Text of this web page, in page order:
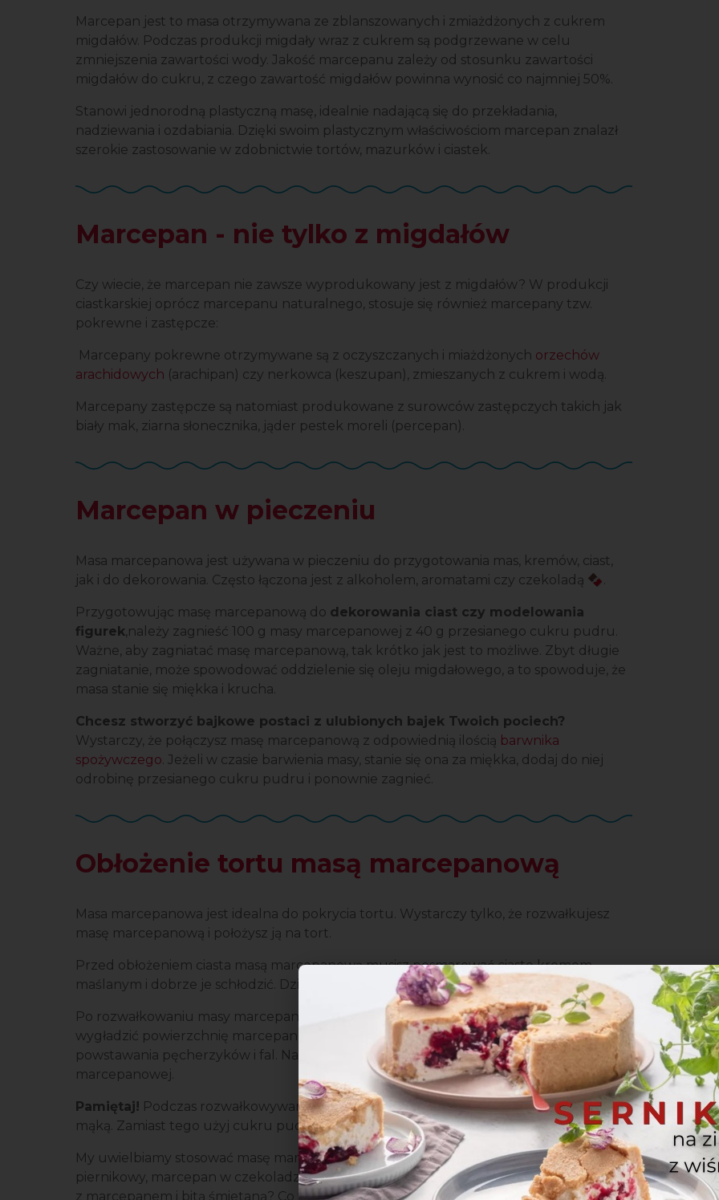
Marcepan jest to masa otrzymywana ze zblanszowanych i zmiażdżonych z cukrem
migdałów. Podczas produkcji migdały wraz z cukrem są podgrzewane w celu
zmniejszenia zawartości wody. Jakość marcepanu zależy od stosunku zawartości
migdałów do cukru, z czego zawartość migdałów powinna wynosić co najmniej 50%.
Stanowi jednorodną plastyczną masę, idealnie nadającą się do przekładania,
nadziewania i ozdabiania. Dzięki swoim plastycznym właściwościom marcepan znalazł
szerokie zastosowanie w zdobnictwie tortów, mazurków i ciastek.
Marcepan - nie tylko z migdałów
Czy wiecie, że marcepan nie zawsze wyprodukowany jest z migdałów? W produkcji
ciastkarskiej oprócz marcepanu naturalnego, stosuje się również marcepany tzw.
pokrewne i zastępcze:
Marcepany pokrewne otrzymywane są z oczyszczanych i miażdżonych orzechów
arachidowych (arachipan) czy nerkowca (keszupan), zmieszanych z cukrem i wodą.
Marcepany zastępcze są natomiast produkowane z surowców zastępczych takich jak
biały mak, ziarna słonecznika, jąder pestek moreli (percepan).
Marcepan w pieczeniu
Masa marcepanowa jest używana w pieczeniu do przygotowania mas, kremów, ciast,
jak i do dekorowania. Często łączona jest z alkoholem, aromatami czy czekoladą 🍫.
Przygotowując masę marcepanową do dekorowania ciast czy modelowania
figurek,należy zagnieść 100 g masy marcepanowej z 40 g przesianego cukru pudru.
Ważne, aby zagniatać masę marcepanową, tak krótko jak jest to możliwe. Zbyt długie
zagniatanie, może spowodować oddzielenie się oleju migdałowego, a to spowoduje, że
masa stanie się miękka i krucha.
Chcesz stworzyć bajkowe postaci z ulubionych bajek Twoich pociech?
Wystarczy, że połączysz masę marcepanową z odpowiednią ilością barwnika
spożywczego. Jeżeli w czasie barwienia masy, stanie się ona za miękka, dodaj do niej
odrobinę przesianego cukru pudru i ponownie zagnieć.
Obłożenie tortu masą marcepanową
Masa marcepanowa jest idealna do pokrycia tortu. Wystarczy tylko, że rozwałkujesz
masę marcepanową i położysz ją na tort.
Przed obłożeniem ciasta masą marcepanową musisz posmarować ciasto kremem
maślanym i dobrze je schłodzić. Dzięki temu, krem będzie dobrze przylegać do ciasta.
Po rozwałkowaniu masy marcepanowej dociśnij ją lekko na cieście. Ważne jest, aby
wygładzić powierzchnię marcepanową zaczynając od środka. Pozwoli to uniknąć
powstawania pęcherzyków i fal. Następnie delikatnie dociśnij krawędź masy
marcepanowej.
Pamiętaj! Podczas rozwałkowywania masy marcepanowej nigdy nie podsypuj blatu
mąką. Zamiast tego użyj cukru pudru.
My uwielbiamy stosować masę marcepanową w okresieŚwiąt Bożego Narodzenia. Tort
piernikowy, marcepan w czekoladzie, makowiec, a może gorąca czekolada
z marcepanem i bitą śmietaną? Co wybierzesz? Mozliwości jest nieskończona ilość,